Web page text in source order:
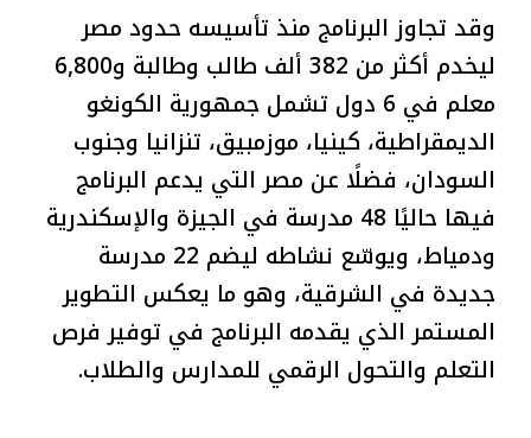
وقد تجاوز البرنامج منذ تأسيسه حدود مصر
ليخدم أكثر من 382 ألف طالب وطالبة و6,800
معلم في 6 دول تشمل جمهورية الكونغو
الديمقراطية، كينيا، موزمبيق، تنزانيا وجنوب
السودان، فضلًا عن مصر التي يدعم البرنامج
فيها حاليًا 48 مدرسة في الجيزة والإسكندرية
ودمياط، ويوسّع نشاطه ليضم 22 مدرسة
جديدة في الشرقية، وهو ما يعكس التطوير
المستمر الذي يقدمه البرنامج في توفير فرص
التعلم والتحول الرقمي للمدارس والطلاب.